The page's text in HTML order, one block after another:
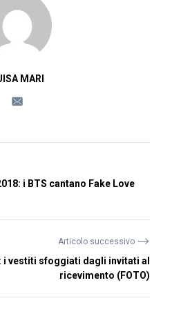
MARI
i BTS cantano Fake Love
Articolo successivo ⟶
i vestiti sfoggiati dagli invitati al
ricevimento (FOTO)